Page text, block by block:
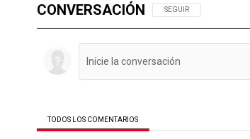
CONVERSACIÓN SIGA ESTA
SEGUIR
TODOS LOS COMENTARIOS